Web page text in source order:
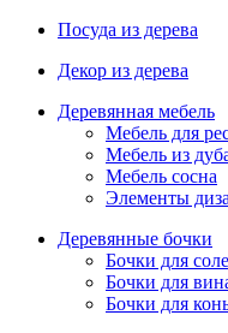
Посуда из дерева
Декор из дерева
Деревянная мебель
Мебель для
Мебель из
Мебель сосна
Элементы
Деревянные бочки
Бочки для
Бочки для
Бочки для